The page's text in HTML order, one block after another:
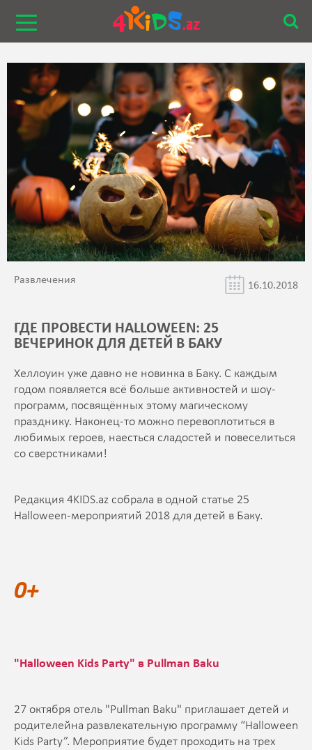
Развлечения 16.10.2018
ГДЕ ПРОВЕСТИ HALLOWEEN: 25
ВЕЧЕРИНОК ДЛЯ ДЕТЕЙ В БАКУ
Хеллоуин уже давно не новинка в Баку. С каждым
годом появляется всё больше активностей и шоу-
программ, посвящённых этому магическому
празднику. Наконец-то можно перевоплотиться в
любимых героев, наесться сладостей и повеселиться
со сверстниками!
Редакция 4KIDS.az собрала в одной статье 25
Halloween-мероприятий 2018 для детей в Баку.
0+
"Halloween Kids Party" в Pullman Baku
27 октября отель "Pullman Baku" приглашает детей и
родителейна развлекательную программу “Halloween
Kids Party”. Мероприятие будет проходить на трех